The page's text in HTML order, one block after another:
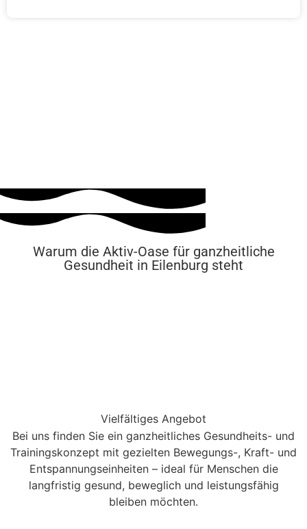
Warum die Aktiv-Oase für ganzheitliche
Gesundheit in Eilenburg steht
Vielfältiges Angebot
Bei uns finden Sie ein ganzheitliches Gesundheits- und
Trainingskonzept mit gezielten Bewegungs-, Kraft- und
Entspannungseinheiten – ideal für Menschen die
langfristig gesund, beweglich und leistungsfähig
bleiben möchten.